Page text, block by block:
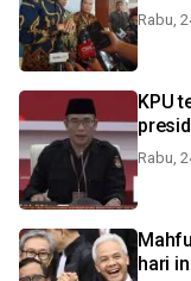
Rabu,
KPU
Rabu,
hari